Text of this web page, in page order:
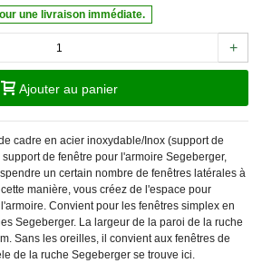
une livraison immédiate.
+
Ajouter au panier
cadre en acier inoxydable/Inox (support de
de fenêtre pour l'armoire Segeberger,
un certain nombre de fenêtres latérales à
manière, vous créez de l'espace pour
Convient pour les fenêtres simplex en
Segeberger. La largeur de la paroi de la ruche
Sans les oreilles, il convient aux fenêtres de
de la ruche Segeberger se trouve ici.